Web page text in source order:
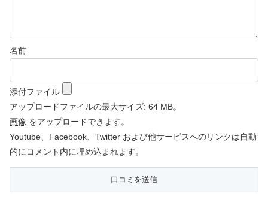
名前
添付ファイル
アップロードファイルの最大サイズ: 64 MB。
画像 をアップロードできます。
Youtube、Facebook、Twitter および他サービスへのリンクは自動
的にコメント内に埋め込まれます。